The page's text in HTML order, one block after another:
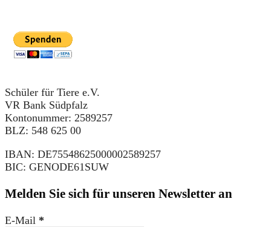
Schüler für Tiere e.V.
VR Bank Südpfalz
Kontonummer: 2589257
BLZ: 548 625 00
IBAN: DE75548625000002589257
BIC: GENODE61SUW
Melden Sie sich für unseren Newsletter an
E-Mail *